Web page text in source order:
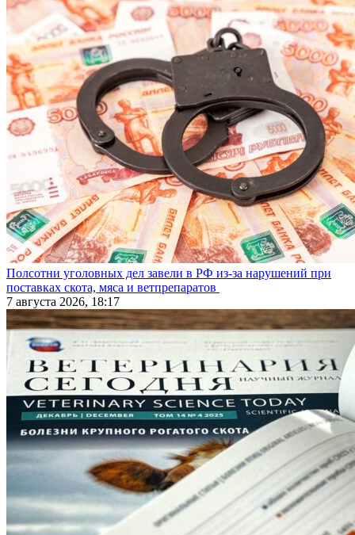
Полсотни уголовных дел завели в РФ из-за нарушений при
поставках скота, мяса и ветпрепаратов
7 августа 2026, 18:17